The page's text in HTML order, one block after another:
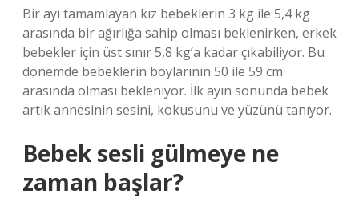
Bir ayı tamamlayan kız bebeklerin 3 kg ile 5,4 kg
arasında bir ağırlığa sahip olması beklenirken, erkek
bebekler için üst sınır 5,8 kg’a kadar çıkabiliyor. Bu
dönemde bebeklerin boylarının 50 ile 59 cm
arasında olması bekleniyor. İlk ayın sonunda bebek
artık annesinin sesini, kokusunu ve yüzünü tanıyor.
Bebek sesli gülmeye ne
zaman başlar?